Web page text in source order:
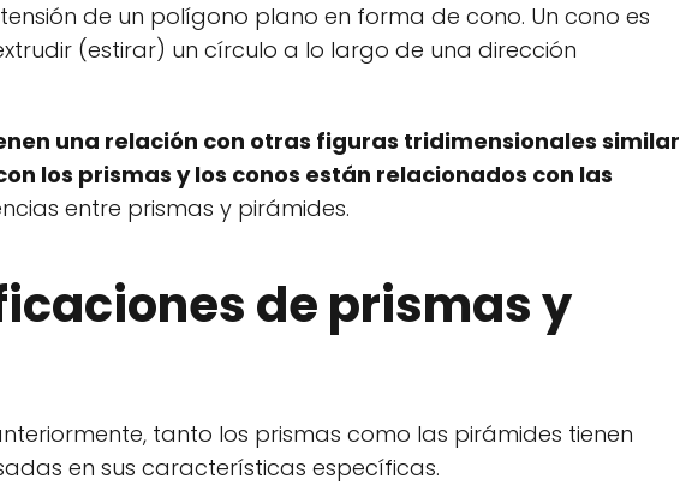
de un polígono plano en forma de cono. Un cono es
(estirar) un círculo a lo largo de una dirección
una relación con otras figuras tridimensionales similar
los prismas y los conos están relacionados con las
entre prismas y pirámides.
de prismas y
tanto los prismas como las pirámides tienen
en sus características específicas.